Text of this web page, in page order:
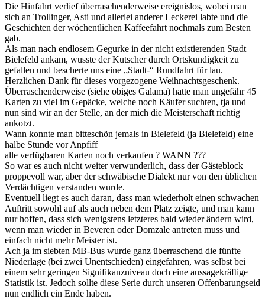
Die Hinfahrt verlief überraschenderweise ereignislos, wobei man
sich an Trollinger, Asti und allerlei anderer Leckerei labte und die
Geschichten der wöchentlichen Kaffeefahrt nochmals zum Besten
gab.
Als man nach endlosem Gegurke in der nicht existierenden Stadt
Bielefeld ankam, wusste der Kutscher durch Ortskundigkeit zu
gefallen und bescherte uns eine „Stadt-“ Rundfahrt für lau.
Herzlichen Dank für dieses vorgezogene Weihnachtsgeschenk.
Überraschenderweise (siehe obiges Galama) hatte man ungefähr 45
Karten zu viel im Gepäcke, welche noch Käufer suchten, tja und
nun sind wir an der Stelle, an der mich die Meisterschaft richtig
ankotzt.
Wann konnte man bitteschön jemals in Bielefeld (ja Bielefeld) eine
halbe Stunde vor Anpfiff
alle verfügbaren Karten noch verkaufen ? WANN ???
So war es auch nicht weiter verwunderlich, dass der Gästeblock
proppevoll war, aber der schwäbische Dialekt nur von den üblichen
Verdächtigen verstanden wurde.
Eventuell liegt es auch daran, dass man wiederholt einen schwachen
Auftritt sowohl auf als auch neben dem Platz zeigte, und man kann
nur hoffen, dass sich wenigstens letzteres bald wieder ändern wird,
wenn man wieder in Beveren oder Domzale antreten muss und
einfach nicht mehr Meister ist.
Ach ja im siebten MB-Bus wurde ganz überraschend die fünfte
Niederlage (bei zwei Unentschieden) eingefahren, was selbst bei
einem sehr geringen Signifikanzniveau doch eine aussagekräftige
Statistik ist. Jedoch sollte diese Serie durch unseren Offenbarungseid
nun endlich ein Ende haben.